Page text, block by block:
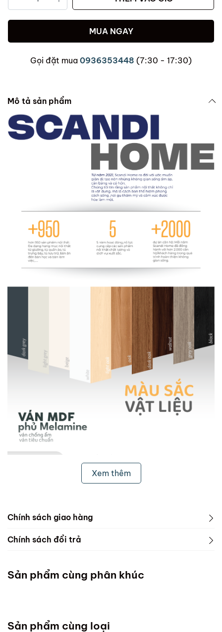
MUA NGAY
Gọi đặt mua 0936353448 (7:30 - 17:30)
Mô tả sản phẩm
Xem thêm
Chính sách giao hàng
1. Freeship & Lắp đặt cho khách hàng các tỉnh thành
Miền Bắc
Đà Nẵng :Thứ 7 mỗi tuần ( Chốt đơn chậm nhất thứ
Chính sách đổi trả
Sản phẩm cùng phân khúc
Sản phẩm cùng loại